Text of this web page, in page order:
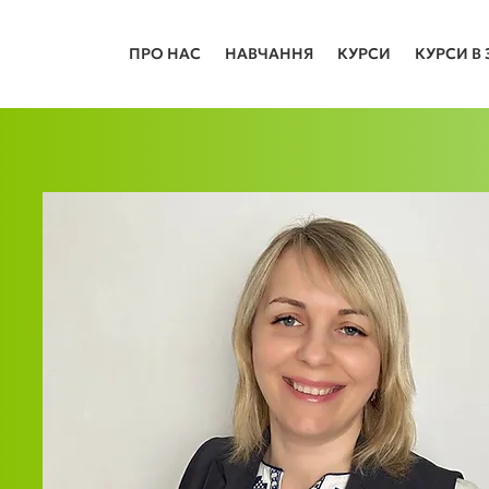
ПРО НАС НАВЧАННЯ КУРСИ КУРСИ В